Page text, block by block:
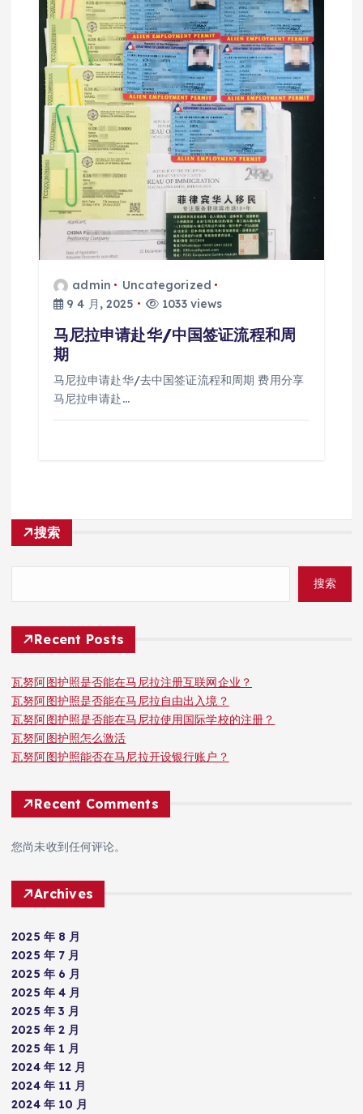
admin
Uncategorized
9 4 月, 2025
1033 views
马尼拉申请赴华/中国签证流程和周
期
马尼拉申请赴华/去中国签证流程和周期 费用分享
马尼拉申请赴…
搜索
搜索
Recent Posts
瓦努阿图护照是否能在马尼拉注册互联网企业？
瓦努阿图护照是否能在马尼拉自由出入境？
瓦努阿图护照是否能在马尼拉使用国际学校的注册？
瓦努阿图护照怎么激活
瓦努阿图护照能否在马尼拉开设银行账户？
Recent Comments
您尚未收到任何评论。
Archives
2025 年 8 月
2025 年 7 月
2025 年 6 月
2025 年 4 月
2025 年 3 月
2025 年 2 月
2025 年 1 月
2024 年 12 月
2024 年 11 月
2024 年 10 月